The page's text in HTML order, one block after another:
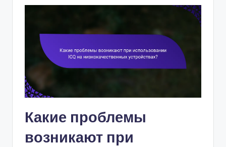
Какие проблемы
возникают при